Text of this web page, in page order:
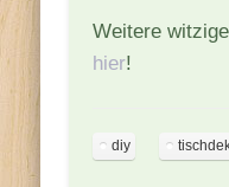
Weitere witzige
hier!
diy